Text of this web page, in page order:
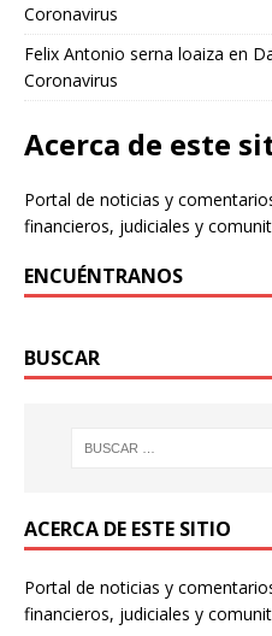
Coronavirus
Felix Antonio serna loaiza en
Coronavirus
Acerca de este
Portal de noticias y
financieros, judiciales y
ENCUÉNTRANOS
BUSCAR
ACERCA DE ESTE SITIO
Portal de noticias y
financieros, judiciales y